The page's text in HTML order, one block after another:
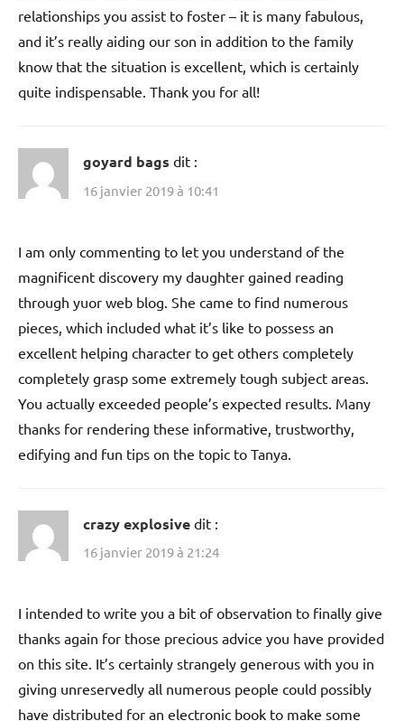
relationships you assist to foster – it is many fabulous,
and it’s really aiding our son in addition to the family
know that the situation is excellent, which is certainly
quite indispensable. Thank you for all!
goyard bags dit :
16 janvier 2019 à 10:41
I am only commenting to let you understand of the
magnificent discovery my daughter gained reading
through yuor web blog. She came to find numerous
pieces, which included what it’s like to possess an
excellent helping character to get others completely
completely grasp some extremely tough subject areas.
You actually exceeded people’s expected results. Many
thanks for rendering these informative, trustworthy,
edifying and fun tips on the topic to Tanya.
crazy explosive dit :
16 janvier 2019 à 21:24
I intended to write you a bit of observation to finally give
thanks again for those precious advice you have provided
on this site. It’s certainly strangely generous with you in
giving unreservedly all numerous people could possibly
have distributed for an electronic book to make some